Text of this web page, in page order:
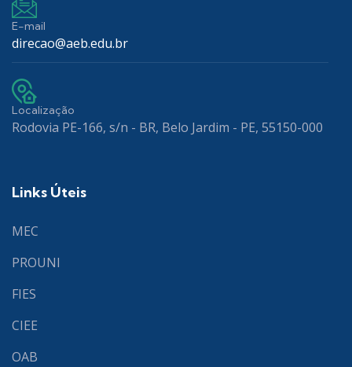
E-mail
direcao@aeb.edu.br
Localização
Rodovia PE-166, s/n - BR, Belo Jardim - PE, 55150-000
Links Úteis
MEC
PROUNI
FIES
CIEE
OAB